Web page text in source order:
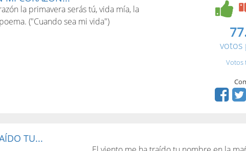
la primavera serás tú, vida mía, la
("Cuando sea mi vida")
votos
Votos
TU...